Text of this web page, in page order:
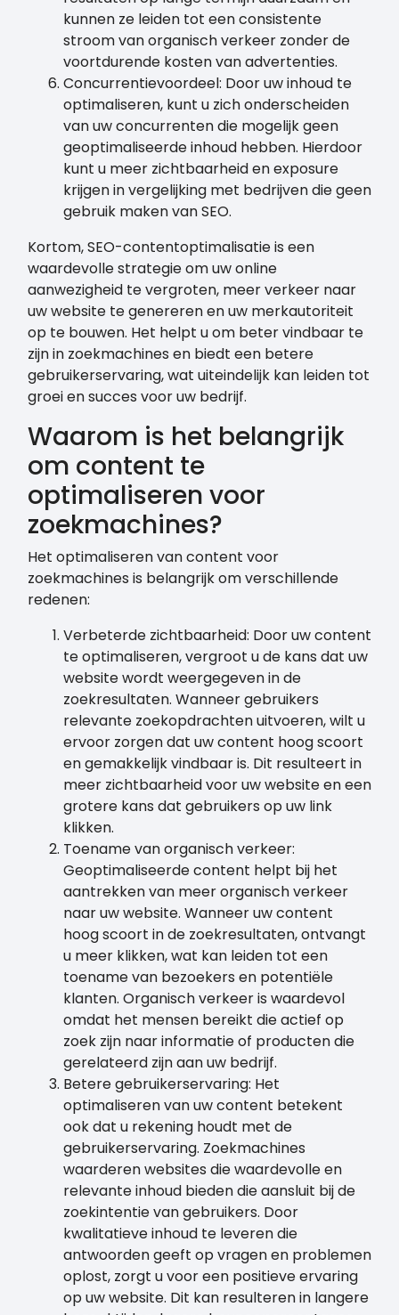
kunnen ze leiden tot een consistente
stroom van organisch verkeer zonder de
voortdurende kosten van advertenties.
Concurrentievoordeel: Door uw inhoud te
optimaliseren, kunt u zich onderscheiden
van uw concurrenten die mogelijk geen
geoptimaliseerde inhoud hebben. Hierdoor
kunt u meer zichtbaarheid en exposure
krijgen in vergelijking met bedrijven die geen
gebruik maken van SEO.
Kortom, SEO-contentoptimalisatie is een
waardevolle strategie om uw online
aanwezigheid te vergroten, meer verkeer naar
uw website te genereren en uw merkautoriteit
op te bouwen. Het helpt u om beter vindbaar te
zijn in zoekmachines en biedt een betere
gebruikerservaring, wat uiteindelijk kan leiden tot
groei en succes voor uw bedrijf.
Waarom is het belangrijk
om content te
optimaliseren voor
zoekmachines?
Het optimaliseren van content voor
zoekmachines is belangrijk om verschillende
redenen:
Verbeterde zichtbaarheid: Door uw content
te optimaliseren, vergroot u de kans dat uw
website wordt weergegeven in de
zoekresultaten. Wanneer gebruikers
relevante zoekopdrachten uitvoeren, wilt u
ervoor zorgen dat uw content hoog scoort
en gemakkelijk vindbaar is. Dit resulteert in
meer zichtbaarheid voor uw website en een
grotere kans dat gebruikers op uw link
klikken.
Toename van organisch verkeer:
Geoptimaliseerde content helpt bij het
aantrekken van meer organisch verkeer
naar uw website. Wanneer uw content
hoog scoort in de zoekresultaten, ontvangt
u meer klikken, wat kan leiden tot een
toename van bezoekers en potentiële
klanten. Organisch verkeer is waardevol
omdat het mensen bereikt die actief op
zoek zijn naar informatie of producten die
gerelateerd zijn aan uw bedrijf.
Betere gebruikerservaring: Het
optimaliseren van uw content betekent
ook dat u rekening houdt met de
gebruikerservaring. Zoekmachines
waarderen websites die waardevolle en
relevante inhoud bieden die aansluit bij de
zoekintentie van gebruikers. Door
kwalitatieve inhoud te leveren die
antwoorden geeft op vragen en problemen
oplost, zorgt u voor een positieve ervaring
op uw website. Dit kan resulteren in langere